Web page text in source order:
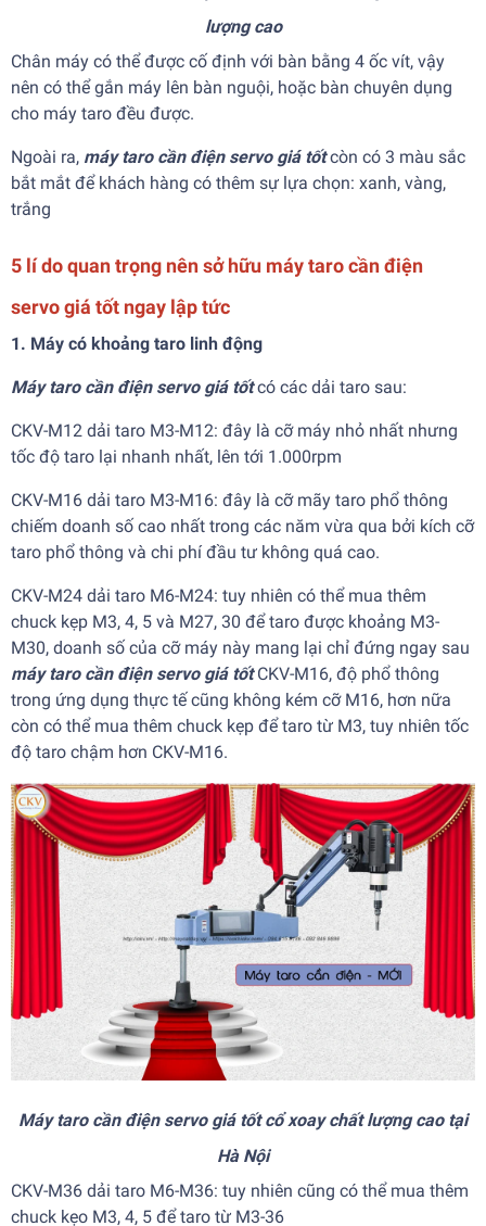
lượng cao
Chân máy có thể được cố định với bàn bằng 4 ốc vít, vậy
nên có thể gắn máy lên bàn nguội, hoặc bàn chuyên dụng
cho máy taro đều được.
Ngoài ra, máy taro cần điện servo giá tốtcòn có 3 màu sắc
bắt mắt để khách hàng có thêm sự lựa chọn: xanh, vàng,
trắng
5 lí do quan trọng nên sở hữu máy taro cần điện
servo giá tốt ngay lập tức
1. Máy có khoảng taro linh động
Máy taro cần điện servo giá tốtcó các dải taro sau:
CKV-M12 dải taro M3-M12: đây là cỡ máy nhỏ nhất nhưng
tốc độ taro lại nhanh nhất, lên tới 1.000rpm
CKV-M16 dải taro M3-M16: đây là cỡ mãy taro phổ thông
chiếm doanh số cao nhất trong các năm vừa qua bởi kích cỡ
taro phổ thông và chi phí đầu tư không quá cao.
CKV-M24 dải taro M6-M24: tuy nhiên có thể mua thêm
chuck kẹp M3, 4, 5 và M27, 30 để taro được khoảng M3-
M30, doanh số của cỡ máy này mang lại chỉ đứng ngay sau
máy taro cần điện servo giá tốtCKV-M16, độ phổ thông
trong ứng dụng thực tế cũng không kém cỡ M16, hơn nữa
còn có thể mua thêm chuck kẹp để taro từ M3, tuy nhiên tốc
độ taro chậm hơn CKV-M16.
Máy taro cần điện servo giá tốt cổ xoay chất lượng cao tại
Hà Nội
CKV-M36 dải taro M6-M36: tuy nhiên cũng có thể mua thêm
chuck kẹo M3, 4, 5 để taro từ M3-36